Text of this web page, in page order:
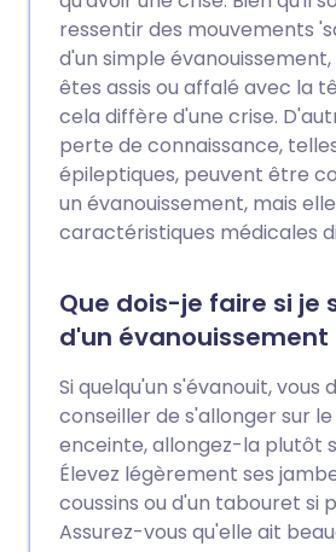
ressentir des mouvements
d'un simple
êtes assis ou affalé avec la
cela diffère d'une crise.
perte de connaissance,
épileptiques, peuvent être
un évanouissement, mais
caractéristiques médicales
Que dois-je faire si je
d'un évanouissement
Si quelqu'un s'évanouit, vous
conseiller de s'allonger sur le
enceinte, allongez-la plutôt
Élevez légèrement ses
coussins ou d'un tabouret si
Assurez-vous qu'elle ait